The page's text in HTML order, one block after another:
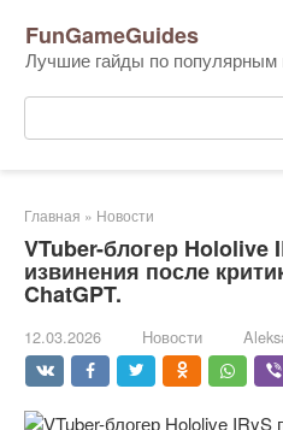
контенту
FunGameGuides
Лучшие гайды по популярным
Поиск:
Главная » Новости
VTuber-блогер Hololive
извинения после
ChatGPT.
12.03.2026 Новости